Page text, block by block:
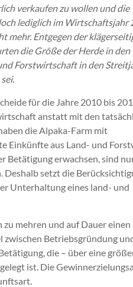
verkaufen zu wollen und die
lediglich im
mehr. Entgegen der
die Größe der Herde in den
Forstwirtschaft in den
für die Jahre 2010 bis
anstatt mit den
die Alpaka-Farm mit
Einkünfte aus Land- und
Betätigung erwachsen, sind
Deshalb setzt die
Unterhaltung eines land- und
mehren und auf Dauer einen
zwischen Betriebsgründung
die – über eine
ist. Die